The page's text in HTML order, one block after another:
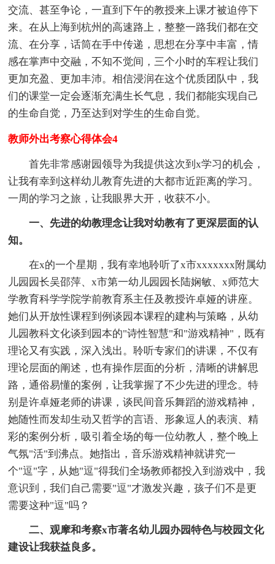
交流、甚至争论，一直到下午的教授来上课才被迫停下
来。在从上海到杭州的高速路上，整整一路我们都在交
流、在分享，话筒在手中传递，思想在分享中丰富，情
感在掌声中交融，不知不觉间，三个小时的车程让我们
更加充盈、更加丰沛。相信浸润在这个优质团队中，我
们的课堂一定会逐渐充满生长气息，我们都能实现自己
的生命自觉，乃至达到对学生的生命自觉。
教师外出考察心得体会4
首先非常感谢园领导为我提供这次到x学习的机会，
让我有幸到这样幼儿教育先进的大都市近距离的学习。
一周的学习之旅，让我眼界大开，收获不小。
一、先进的幼教理念让我对幼教有了更深层面的认
知。
在x的一个星期，我有幸地聆听了x市xxxxxxx附属幼
儿园园长吴邵萍、x市第一幼儿园园长陆娴敏、x师范大
学教育科学学院学前教育系主任及教授许卓娅的讲座。
她们从开放性课程到例谈园本课程的建构与策略，从幼
儿园教科文化谈到园本的"诗性智慧"和"游戏精神"，既有
理论又有实践，深入浅出。聆听专家们的讲课，不仅有
理论层面的阐述，也有操作层面的分析，清晰的讲解思
路，通俗易懂的案例，让我掌握了不少先进的理念。特
别是许卓娅老师的讲课，谈民间音乐舞蹈的游戏精神，
她随性而发却生动又哲学的言语、形象逗人的表演、精
彩的案例分析，吸引着全场的每一位幼教人，整个晚上
气氛"活"到沸点。她指出，音乐游戏精神就讲究一
个"逗"字，从她"逗"得我们全场教师都投入到游戏中，我
意识到，我们自己需要"逗"才激发兴趣，孩子们不是更
需要这种"逗"吗？
二、观摩和考察x市著名幼儿园办园特色与校园文化
建设让我获益良多。